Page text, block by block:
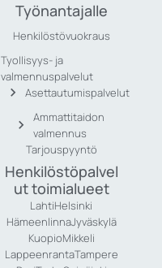
Työnantajalle
Henkilöstövuokraus
Tyollisyys- ja
valmennuspalvelut
Asettautumispalvelut
Ammattitaidon
valmennus
Tarjouspyyntö
Henkilöstöpalvel
ut toimialueet
LahtiHelsinki
HämeenlinnaJyväskylä
KuopioMikkeli
LappeenrantaTampere